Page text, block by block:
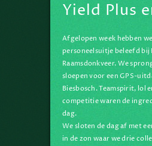
Yield Plus
Afgelopen week hebben
personeelsuitje beleefd bij
Raamsdonkveer. We
sloepen voor een GPS-
Biesbosch. Teamspirit, lol
competitie waren de
dag.
We sloten de dag af met
in de zon waar we drie
Al ruim 20 jaar
onafhankelijke
kantoren,
doen dingen
anders.
halen is een
dagelijks werk.